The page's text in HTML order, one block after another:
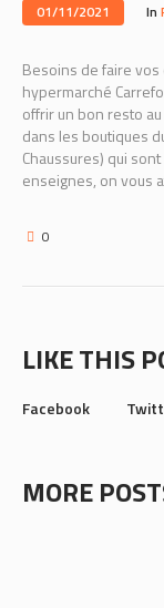
01/11/2021 In
Besoins de faire
hypermarché
offrir un bon resto
dans les boutiques
Chaussures) qui
enseignes, on vous
0
LIKE THIS
Facebook
MORE